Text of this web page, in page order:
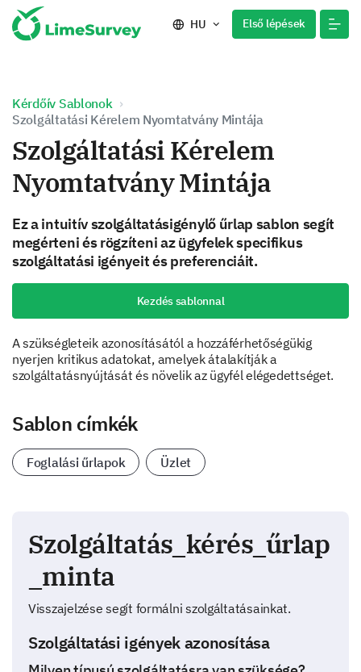
HU Első lépések
Kérdőív Sablonok
Szolgáltatási Kérelem Nyomtatvány Mintája
Szolgáltatási Kérelem
Nyomtatvány Mintája
Ez a intuitív szolgáltatásigénylő űrlap sablon segít
megérteni és rögzíteni az ügyfelek specifikus
szolgáltatási igényeit és preferenciáit.
Kezdés sablonnal
A szükségleteik azonosításától a hozzáférhetőségükig
nyerjen kritikus adatokat, amelyek átalakítják a
szolgáltatásnyújtását és növelik az ügyfél elégedettséget.
Sablon címkék
Foglalási űrlapok Üzlet
Szolgáltatás_kérés_űrlap
_minta
Visszajelzése segít formálni szolgáltatásainkat.
Szolgáltatási igények azonosítása